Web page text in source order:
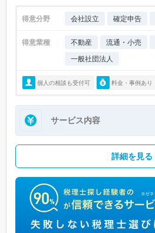
得意分野 会社設立 確定申告
得意業種 不動産 流通・小売
一般社団法人
個人の相談も受付可 料金・事例あり
サービス内容
詳細を見る